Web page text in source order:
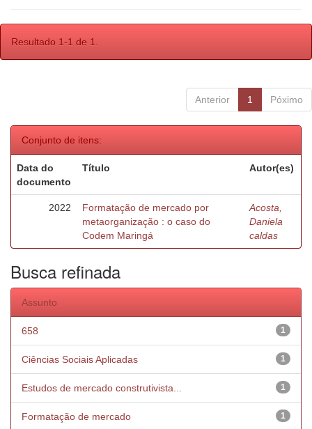
Resultado 1-1 de 1.
Anterior 1 Póximo
Conjunto de itens:
Data do
documento
Título Autor(es)
2022
Formatação de mercado por
metaorganização : o caso do
Codem Maringá
Acosta,
Daniela
caldas
Busca refinada
Assunto
1
658
1
Ciências Sociais Aplicadas
1
Estudos de mercado construtivista...
1
Formatação de mercado